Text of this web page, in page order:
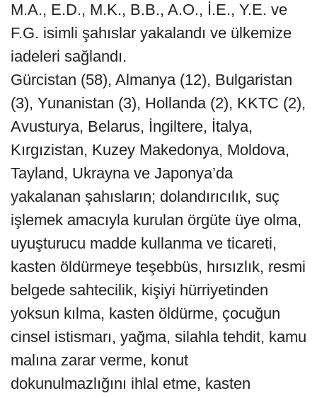
M.A., E.D., M.K., B.B., A.O., İ.E., Y.E. ve
F.G. isimli şahıslar yakalandı ve ülkemize
iadeleri sağlandı.
Gürcistan (58), Almanya (12), Bulgaristan
(3), Yunanistan (3), Hollanda (2), KKTC (2),
Avusturya, Belarus, İngiltere, İtalya,
Kırgızistan, Kuzey Makedonya, Moldova,
Tayland, Ukrayna ve Japonya’da
yakalanan şahısların; dolandırıcılık, suç
işlemek amacıyla kurulan örgüte üye olma,
uyuşturucu madde kullanma ve ticareti,
kasten öldürmeye teşebbüs, hırsızlık, resmi
belgede sahtecilik, kişiyi hürriyetinden
yoksun kılma, kasten öldürme, çocuğun
cinsel istismarı, yağma, silahla tehdit, kamu
malına zarar verme, konut
dokunulmazlığını ihlal etme, kasten